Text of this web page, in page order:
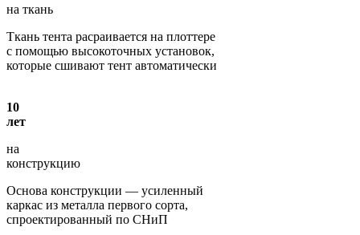
на ткань
Ткань тента расраивается на плоттере
с помощью высокоточных установок,
которые сшивают тент автоматически
10
лет
на
конструкцию
Основа конструкции — усиленный
каркас из металла первого сорта,
спроектированный по СНиП